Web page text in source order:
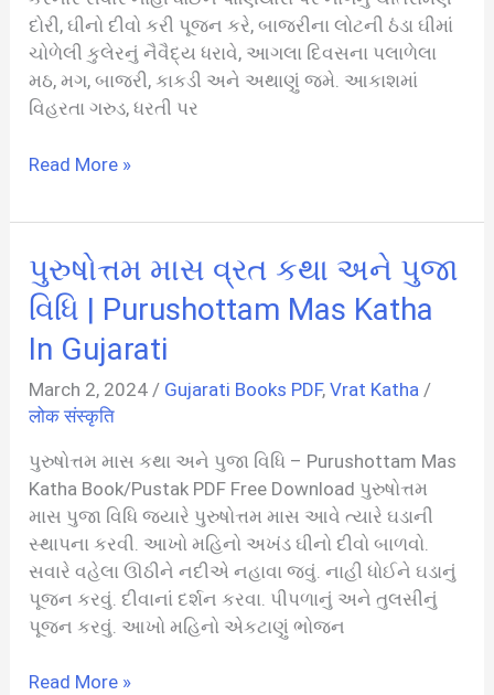
દોરી, ઘીનો દીવો કરી પૂજન કરે, બાજરીના લોટની ઠંડા ઘીમાં
ચોળેલી કુલેરનું નૈવૈદ્ય ધરાવે, આગલા દિવસના પલાળેલા
મઠ, મગ, બાજરી, કાકડી અને અથાણું જમે. આકાશમાં
વિહરતા ગરુડ, ધરતી પર
નાગ
વ્રત
અને
પૂજા
|
Nag
Panchami
In
Gujarati
Read More »
પુરુષોત્તમ માસ વ્રત કથા અને પુજા
વિધિ | Purushottam Mas Katha
In Gujarati
March 2, 2024 / Gujarati Books PDF,Vrat Katha /
लोक संस्कृति
પુરુષોત્તમ માસ કથા અને પુજા વિધિ – Purushottam Mas
Katha Book/Pustak PDF Free Download પુરુષોત્તમ
માસ પુજા વિધિ જ્યારે પુરુષોત્તમ માસ આવે ત્યારે ઘડાની
સ્થાપના કરવી. આખો મહિનો અખંડ ઘીનો દીવો બાળવો.
સવારે વહેલા ઊઠીને નદીએ નહાવા જવું. નાહી ધોઈને ઘડાનું
પૂજન કરવું. દીવાનાં દર્શન કરવા. પીપળાનું અને તુલસીનું
પૂજન કરવું. આખો મહિનો એકટાણું ભોજન
પુરુષોત્તમ
Read More »